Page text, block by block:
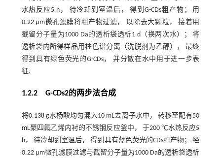
水热反应5 h， 待冷却到室温后， 得到G-CDs粗产物； 用
0.22 μm微孔滤膜将粗产物过滤， 以除去大颗粒， 接着用
截留分子量为1000 Da的透析袋透析1 d（换两次水）； 将
透析袋内所得样品用柱色谱分离（洗脱剂为乙醇）， 最终
得到具有绿色荧光的G-CDs， 并分散在水中用于进一步表
征.
1.2.2 G-CDs2的两步法合成
将0.138 g水杨酸均匀混入10 mL去离子水中， 转移至配有50
mL聚四氟乙烯内衬的不锈钢反应釜中， 于200 ℃水热反应5
h， 待冷却到室温后， 得到具有蓝色荧光的CDs粗产物； 经
0.22 μm微孔滤膜过滤与截留分子量为1000 Da的透析袋透析